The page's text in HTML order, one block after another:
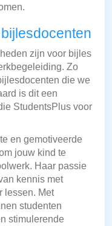
zijn voor bijles
Zo
die we
is dit een
StudentsPlus voor
en gemotiveerde
jouw kind te
Haar passie
kennis met
lessen. Met
studenten
stimulerende